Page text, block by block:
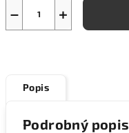
+
−
Popis
Podrobný popis